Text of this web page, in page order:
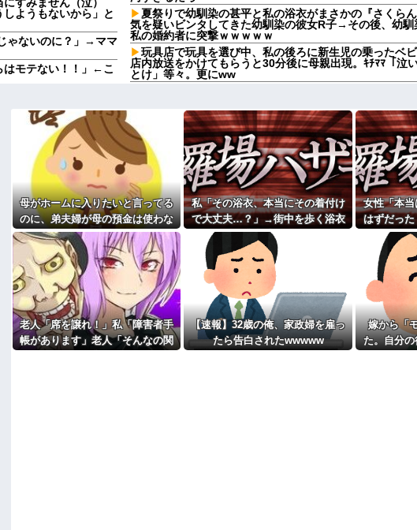
しようもないから」と
ゃないのに？」→ママ
はモテない！！」←こ
き落としキャンセ
べて私が継ぐ。相続
復讐のチャンスが
類だったと判明ｗｗｗ
と！」←こいつの目的
ｗ
て大盛りあがり←なん
るやつ99%バカです」
れた。ヤンママ「お
てもらうかんな！」...
すぎるｗｗｗｗｗｗ
マ『そこに金庫があっ
(※画像あり)
で走った結果
夏祭りで幼馴染の甚平と私の浴衣がまさかの『さくら
気を疑いビンタしてきた幼馴染の彼女R子→その後、幼馴
私の婚約者に突撃ｗｗｗｗｗ
玩具店で玩具を選び中、私の後ろに新生児の乗ったベビ
店内放送をかけてもらうと30分後に母親出現。ｷﾁﾏﾏ「泣
とけ」等々。更にww
気をつけたほうがいい男性の特徴
タクシーに乗ったら運転手にナンパされた
【悲報】ヤニねこで抜けるキャラ、74%が一致してし
【驚愕】養育費を払い続けた結果…元妻の裏切りが判
れｗｗｗｗ
職場で電話を取った新入社員の女子がヒワイなことを
けたことがあった
日本韓国台湾「少子化です」←わかる 中国北朝鮮「
家でも止められないのかよ
既婚女性が夫に夕飯も用意せず週２で遊びに行くって多
時には帰宅してるんだけど
主な税金の成り立ちを調べてみたよ
母がホームに入りたいと言ってる
のに、弟夫婦が母の預金は使わな
いでと言ってきた。我が弟ながら
情けなくて溜息が出る
私「その浴衣、本当にその着付け
で大丈夫…？」→街中を歩く浴衣
姿を見て、違和感ばかりが気にな
ってしまい…
女性「本
はずだっ
ある？」→
老人「席を譲れ！」私「障害者手
帳があります」老人「そんなの関
【速報】32歳の俺、家政婦を雇っ
たら告白されたwwwww
嫁から「
た。自分